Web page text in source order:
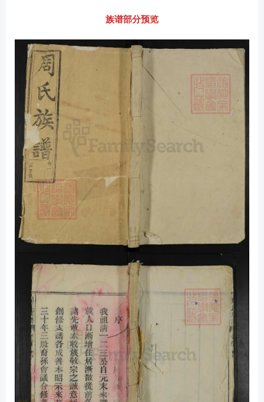
族谱部分预览